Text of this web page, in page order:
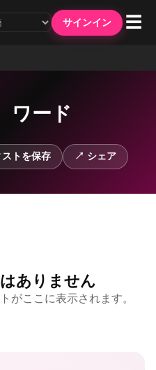
サインイン ☰
ワード
トを保存 ↗ シェア
ありません
がここに表示されます。